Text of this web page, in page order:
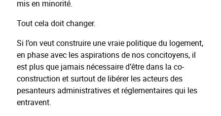
mis en minorité.
Tout cela doit changer.
Si l’on veut construire une vraie politique du logement,
en phase avec les aspirations de nos concitoyens, il
est plus que jamais nécessaire d’être dans la co-
construction et surtout de libérer les acteurs des
pesanteurs administratives et réglementaires qui les
entravent.